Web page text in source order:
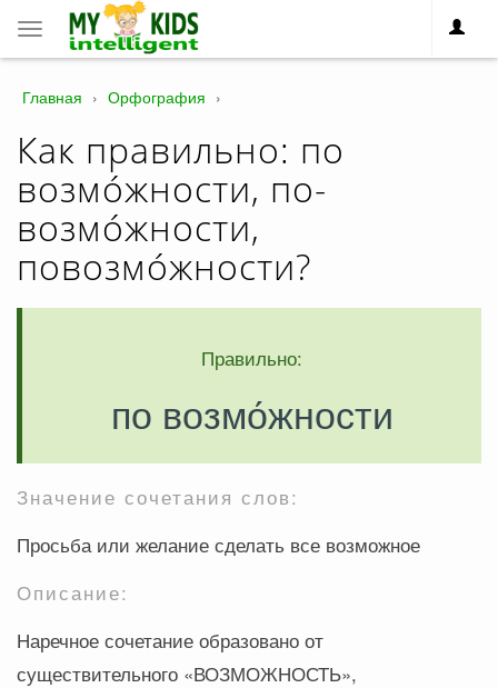
Toggle
navigation
Главная › Орфография ›
Как правильно: по
возмо́жности, по-
возмо́жности,
повозмо́жности?
Правильно:
по возмо́жности
Значение сочетания слов:
Просьба или желание сделать все возможное
Описание:
Наречное сочетание образовано от
существительного «ВОЗМОЖНОСТЬ»,